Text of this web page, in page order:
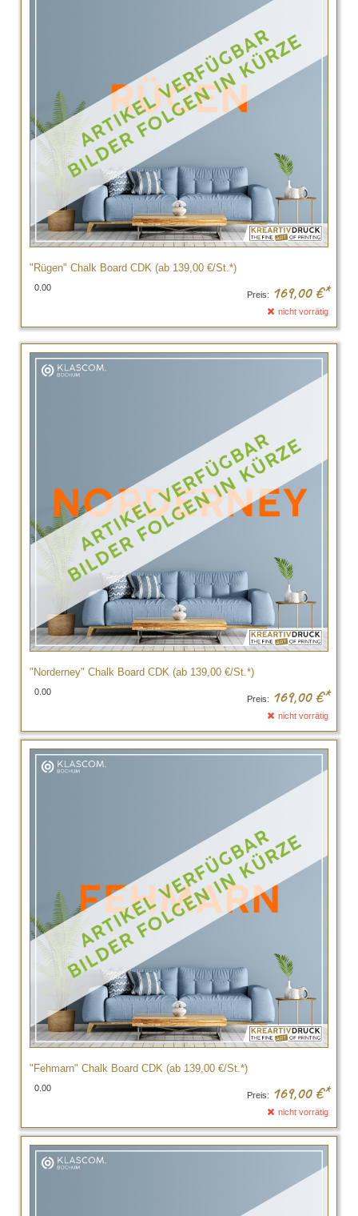
"Rügen" Chalk Board CDK (ab 139,00 €/St.*)
0.00
Preis: 169,00 €*
nicht vorrätig
"Norderney" Chalk Board CDK (ab 139,00 €/St.*)
0.00
Preis: 169,00 €*
nicht vorrätig
"Fehmarn" Chalk Board CDK (ab 139,00 €/St.*)
0.00
Preis: 169,00 €*
nicht vorrätig